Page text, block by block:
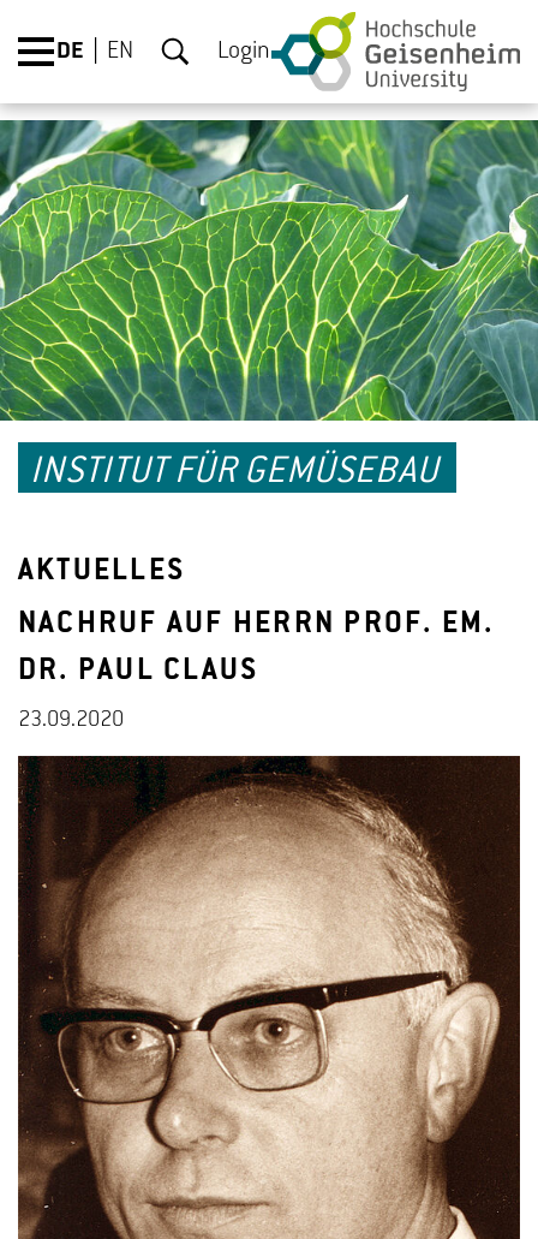
DE EN Login
INSTITUT FÜR GEMÜSEBAU
AKTUELLES
NACHRUF AUF HERRN PROF. EM.
DR. PAUL CLAUS
23.09.2020